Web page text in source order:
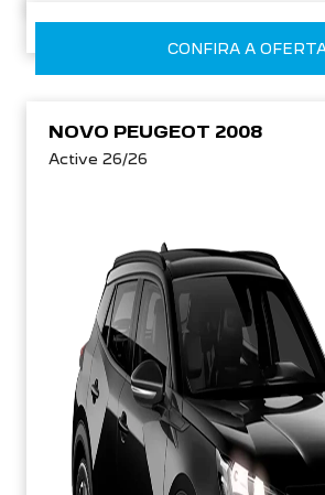
CONFIRA A
NOVO PEUGEOT 2008
Active 26/26